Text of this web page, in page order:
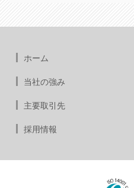
ホーム
当社の強み
主要取引先
採用情報